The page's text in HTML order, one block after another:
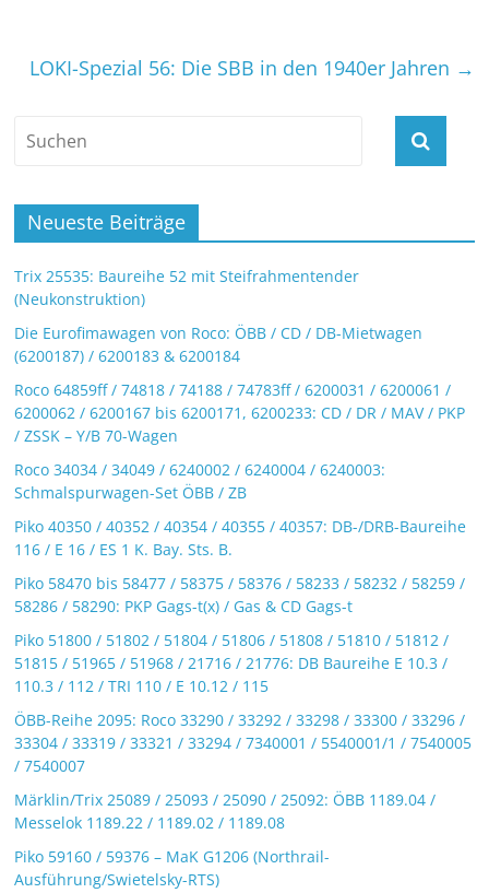
LOKI-Spezial 56: Die SBB in den 1940er Jahren →
Neueste Beiträge
Trix 25535: Baureihe 52 mit Steifrahmentender
(Neukonstruktion)
Die Eurofimawagen von Roco: ÖBB / CD / DB-Mietwagen
(6200187) / 6200183 & 6200184
Roco 64859ff / 74818 / 74188 / 74783ff / 6200031 / 6200061 /
6200062 / 6200167 bis 6200171, 6200233: CD / DR / MAV / PKP
/ ZSSK – Y/B 70-Wagen
Roco 34034 / 34049 / 6240002 / 6240004 / 6240003:
Schmalspurwagen-Set ÖBB / ZB
Piko 40350 / 40352 / 40354 / 40355 / 40357: DB-/DRB-Baureihe
116 / E 16 / ES 1 K. Bay. Sts. B.
Piko 58470 bis 58477 / 58375 / 58376 / 58233 / 58232 / 58259 /
58286 / 58290: PKP Gags-t(x) / Gas & CD Gags-t
Piko 51800 / 51802 / 51804 / 51806 / 51808 / 51810 / 51812 /
51815 / 51965 / 51968 / 21716 / 21776: DB Baureihe E 10.3 /
110.3 / 112 / TRI 110 / E 10.12 / 115
ÖBB-Reihe 2095: Roco 33290 / 33292 / 33298 / 33300 / 33296 /
33304 / 33319 / 33321 / 33294 / 7340001 / 5540001/1 / 7540005
/ 7540007
Märklin/Trix 25089 / 25093 / 25090 / 25092: ÖBB 1189.04 /
Messelok 1189.22 / 1189.02 / 1189.08
Piko 59160 / 59376 – MaK G1206 (Northrail-
Ausführung/Swietelsky-RTS)